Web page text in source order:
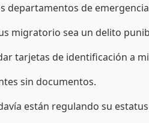
departamentos de
migratorio sea un delito
tarjetas de identificación a
sin documentos.
están regulando su